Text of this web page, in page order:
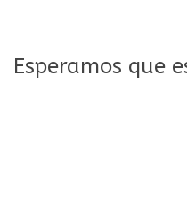
Esperamos que